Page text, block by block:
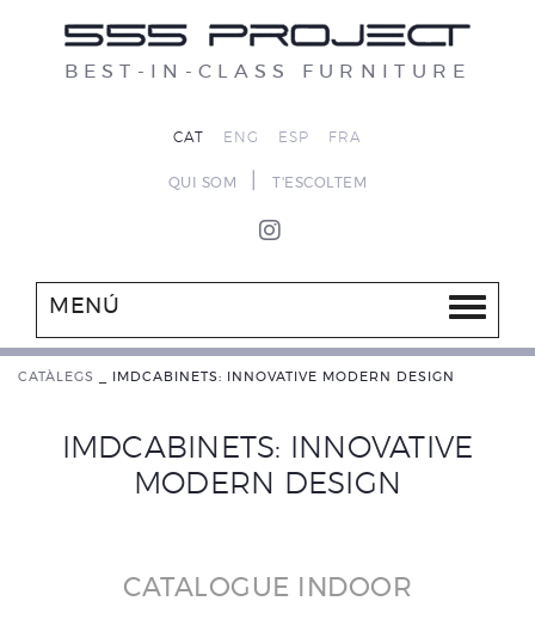
BEST-IN-CLASS FURNITURE
CAT ENG ESP FRA
QUI SOM T'ESCOLTEM
MENÚ
CATÀLEGS IMDCABINETS: INNOVATIVE MODERN DESIGN
IMDCABINETS: INNOVATIVE
MODERN DESIGN
CATALOGUE INDOOR